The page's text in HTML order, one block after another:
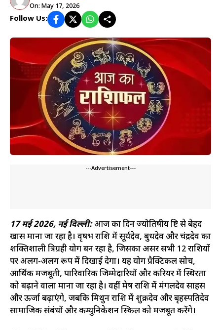
On: May 17, 2026
Follow Us:
---Advertisement---
17 मई 2026, नई दिल्ली:आज का दिन ज्योतिषीय दृष्टि से बेहद
खास माना जा रहा है। वृषभ राशि में सूर्यदेव, बुधदेव और चंद्रदेव का
शक्तिशाली त्रिग्रही योग बन रहा है, जिसका असर सभी 12 राशियों
पर अलग-अलग रूप में दिखाई देगा। यह योग प्रैक्टिकल सोच,
आर्थिक मजबूती, पारिवारिक जिम्मेदारियों और करियर में स्थिरता
को बढ़ाने वाला माना जा रहा है। वहीं मेष राशि में मंगलदेव साहस
और ऊर्जा बढ़ाएंगे, जबकि मिथुन राशि में शुक्रदेव और बृहस्पतिदेव
सामाजिक संबंधों और कम्युनिकेशन स्किल को मजबूत करेंगे।